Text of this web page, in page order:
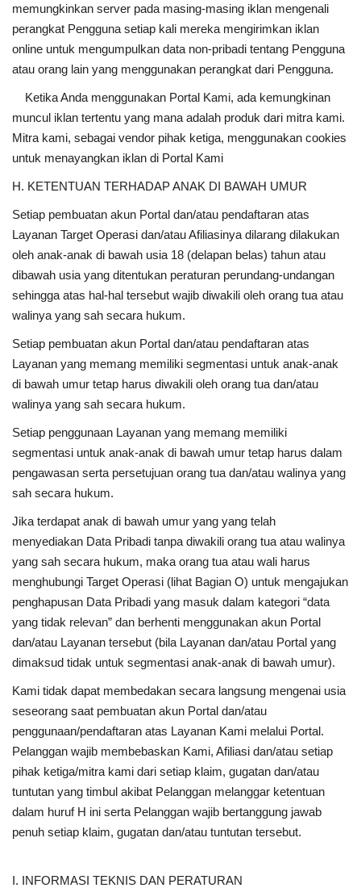
memungkinkan server pada masing-masing iklan mengenali
perangkat Pengguna setiap kali mereka mengirimkan iklan
online untuk mengumpulkan data non-pribadi tentang Pengguna
atau orang lain yang menggunakan perangkat dari Pengguna.
Ketika Anda menggunakan Portal Kami, ada kemungkinan
muncul iklan tertentu yang mana adalah produk dari mitra kami.
Mitra kami, sebagai vendor pihak ketiga, menggunakan cookies
untuk menayangkan iklan di Portal Kami
H. KETENTUAN TERHADAP ANAK DI BAWAH UMUR
Setiap pembuatan akun Portal dan/atau pendaftaran atas
Layanan Target Operasi dan/atau Afiliasinya dilarang dilakukan
oleh anak-anak di bawah usia 18 (delapan belas) tahun atau
dibawah usia yang ditentukan peraturan perundang-undangan
sehingga atas hal-hal tersebut wajib diwakili oleh orang tua atau
walinya yang sah secara hukum.
Setiap pembuatan akun Portal dan/atau pendaftaran atas
Layanan yang memang memiliki segmentasi untuk anak-anak
di bawah umur tetap harus diwakili oleh orang tua dan/atau
walinya yang sah secara hukum.
Setiap penggunaan Layanan yang memang memiliki
segmentasi untuk anak-anak di bawah umur tetap harus dalam
pengawasan serta persetujuan orang tua dan/atau walinya yang
sah secara hukum.
Jika terdapat anak di bawah umur yang yang telah
menyediakan Data Pribadi tanpa diwakili orang tua atau walinya
yang sah secara hukum, maka orang tua atau wali harus
menghubungi Target Operasi (lihat Bagian O) untuk mengajukan
penghapusan Data Pribadi yang masuk dalam kategori “data
yang tidak relevan” dan berhenti menggunakan akun Portal
dan/atau Layanan tersebut (bila Layanan dan/atau Portal yang
dimaksud tidak untuk segmentasi anak-anak di bawah umur).
Kami tidak dapat membedakan secara langsung mengenai usia
seseorang saat pembuatan akun Portal dan/atau
penggunaan/pendaftaran atas Layanan Kami melalui Portal.
Pelanggan wajib membebaskan Kami, Afiliasi dan/atau setiap
pihak ketiga/mitra kami dari setiap klaim, gugatan dan/atau
tuntutan yang timbul akibat Pelanggan melanggar ketentuan
dalam huruf H ini serta Pelanggan wajib bertanggung jawab
penuh setiap klaim, gugatan dan/atau tuntutan tersebut.
I. INFORMASI TEKNIS DAN PERATURAN